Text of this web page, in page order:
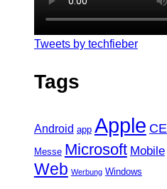
Tweets by techfieber
Tags
Android app Apple
Messe Microsoft Mobile
Web Werbung Windows